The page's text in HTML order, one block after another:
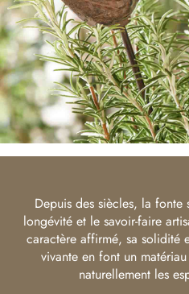
Depuis des siècles, la fonte
longévité et le savoir-faire
caractère affirmé, sa solidité
vivante en font un
naturellement les